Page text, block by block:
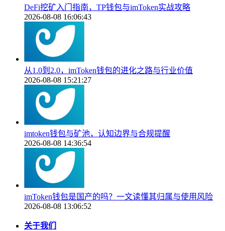
DeFi挖矿入门指南，TP钱包与imToken实战攻略
2026-08-08 16:06:43
从1.0到2.0，imToken钱包的进化之路与行业价值
2026-08-08 15:21:27
imtoken钱包与矿池，认知边界与合规提醒
2026-08-08 14:36:54
imToken钱包是国产的吗？一文读懂其归属与使用风险
2026-08-08 13:06:52
关于我们